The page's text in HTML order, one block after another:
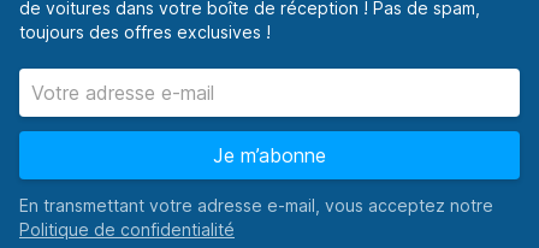
de voitures dans votre boîte de réception ! Pas de spam,
toujours des offres exclusives !
Je m’abonne
En transmettant votre adresse e-mail, vous acceptez notre